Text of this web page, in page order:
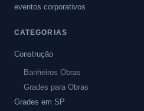
eventos corporativos
CATEGORIAS
Construção
Banheiros Obras
Grades para Obras
Grades em SP